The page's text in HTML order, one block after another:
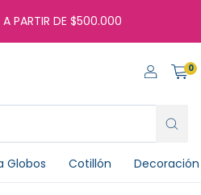
A PARTIR DE $500.000
0
Globos Cotillón